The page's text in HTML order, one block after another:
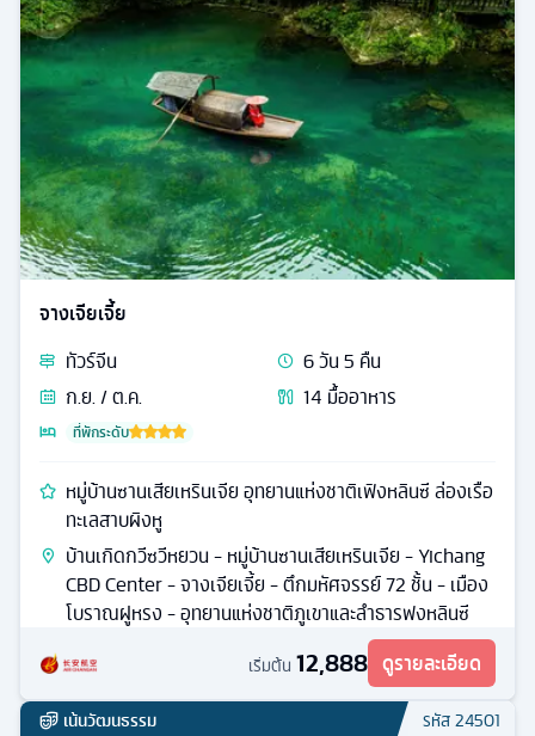
จางเจียเจี้ย
ทัวร์จีน 6วัน5 คืน
ก.ย. / ต.ค.
14 มื้ออาหาร
ที่พักระดับ
หมู่บ้านซานเสียเหรินเจีย อุทยานแห่งชาติเฟิงหลินซี ล่องเรือ
ทะเลสาบผิงหู
บ้านเกิดกวีซวีหยวน - หมู่บ้านซานเสียเหรินเจีย - Yichang
CBD Center - จางเจียเจี้ย - ตึกมหัศจรรย์ 72 ชั้น - เมือง
โบราณฝูหรง - อุทยานแห่งชาติภูเขาและลำธารฟงหลินซี
เริ่มต้น 12,888 ดูรายละเอียด
เน้นวัฒนธรรม รหัส24501